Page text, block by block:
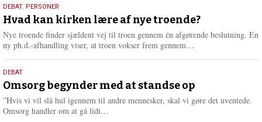
e
r
e
25.
juli
2026
DEBAT, PERSONER
Hvad kan kirken lære af nye troende?
Nye troende finder sjældent vej til troen gennem én afgørende beslutning. En
ny ph.d.-afhandling viser, at troen vokser frem gennem…
e
r
e
9.
juli
2026
DEBAT
Omsorg begynder med at standse op
”Hvis vi vil slå hul igennem til andre mennesker, skal vi gøre det uventede.
Omsorg handler om at gå lidt…